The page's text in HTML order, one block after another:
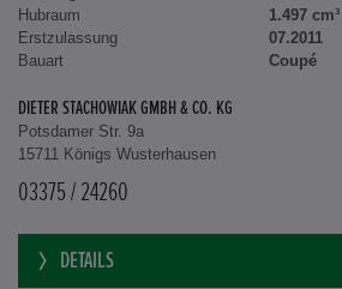
Hubraum
1.497 cm³
Erstzulassung
07.2011
Bauart
Coupé
DIETER STACHOWIAK GMBH & CO. KG
Potsdamer Str. 9a
15711 Königs Wusterhausen
03375 / 24260
DETAILS